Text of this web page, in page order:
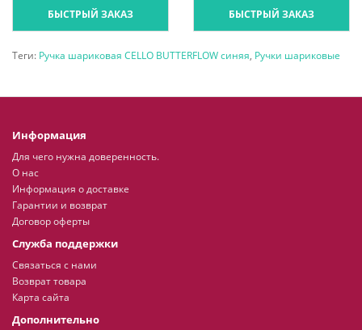
БЫСТРЫЙ ЗАКАЗ БЫСТРЫЙ ЗАКАЗ
Теги: Ручка шариковая CELLO BUTTERFLOW синяя, Ручки шариковые
Информация
Для чего нужна доверенность.
О нас
Информация о доставке
Гарантии и возврат
Договор оферты
Служба поддержки
Связаться с нами
Возврат товара
Карта сайта
Дополнительно